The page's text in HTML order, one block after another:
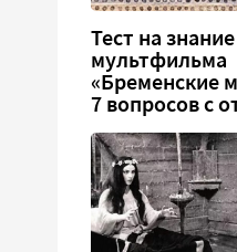
Тест на
мультфильма
«Бременские
7 вопросов с